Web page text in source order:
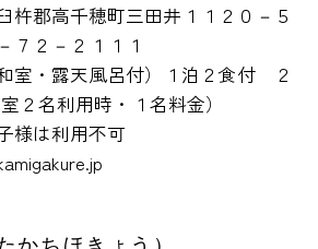
杵郡高千穂町三田井１１２０－５
７２－２１１１
室・露天風呂付）１泊２食付 ２
２名利用時・１名料金）
様は利用不可